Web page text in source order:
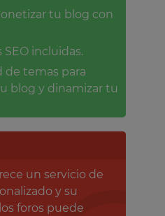
tu blog con
incluidas.
de temas para
blog y dinamizar tu
un servicio de
y su
foros puede